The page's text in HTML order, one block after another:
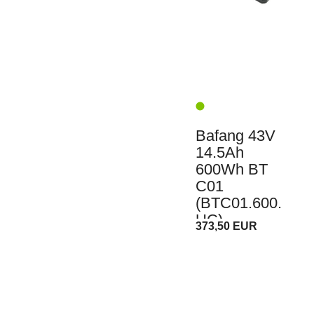
Bafang 43V
14.5Ah
600Wh BT
C01
(BTC01.600.
UC)
Gepäckträger
373,50 EUR